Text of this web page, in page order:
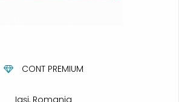
CONT PREMIUM
Iași, Romania